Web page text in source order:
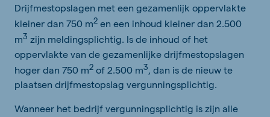
Drijfmestopslagen met een gezamenlijk oppervlakte
kleiner dan 750 m2 en een inhoud kleiner dan 2.500
m3 zijn meldingsplichtig. Is de inhoud of het
oppervlakte van de gezamenlijke drijfmestopslagen
hoger dan 750 m2 of 2.500 m3, dan is de nieuw te
plaatsen drijfmestopslag vergunningsplichtig.
Wanneer het bedrijf vergunningsplichtig is zijn alle